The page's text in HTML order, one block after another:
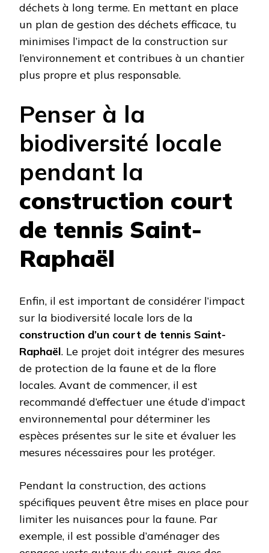
déchets à long terme. En mettant en place
un plan de gestion des déchets efficace, tu
minimises l’impact de la construction sur
l’environnement et contribues à un chantier
plus propre et plus responsable.
Penser à la
biodiversité locale
pendant la
construction court
de tennis Saint-
Raphaël
Enfin, il est important de considérer l’impact
sur la biodiversité locale lors de la
construction d’un court de tennis Saint-
Raphaël. Le projet doit intégrer des mesures
de protection de la faune et de la flore
locales. Avant de commencer, il est
recommandé d’effectuer une étude d’impact
environnemental pour déterminer les
espèces présentes sur le site et évaluer les
mesures nécessaires pour les protéger.
Pendant la construction, des actions
spécifiques peuvent être mises en place pour
limiter les nuisances pour la faune. Par
exemple, il est possible d’aménager des